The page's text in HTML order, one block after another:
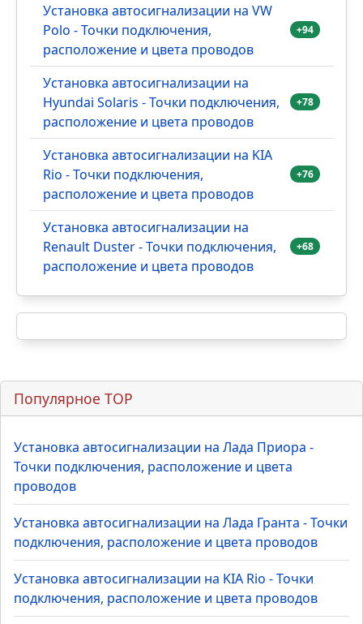
Установка автосигнализации на VW
Polo - Точки подключения,
расположение и цвета проводов
+94
Установка автосигнализации на
Hyundai Solaris - Точки подключения,
расположение и цвета проводов
+78
Установка автосигнализации на KIA
Rio - Точки подключения,
расположение и цвета проводов
+76
Установка автосигнализации на
Renault Duster - Точки подключения,
расположение и цвета проводов
+68
Популярное TOP
Установка автосигнализации на Лада Приора -
Точки подключения, расположение и цвета
проводов
Установка автосигнализации на Лада Гранта - Точки
подключения, расположение и цвета проводов
Установка автосигнализации на KIA Rio - Точки
подключения, расположение и цвета проводов